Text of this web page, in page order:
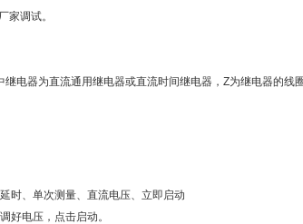
家调试。
电器为直流通用继电器或直流时间继电器，Z为继电器的线
时、单次测量、直流电压、立即启动
好电压，点击启动。